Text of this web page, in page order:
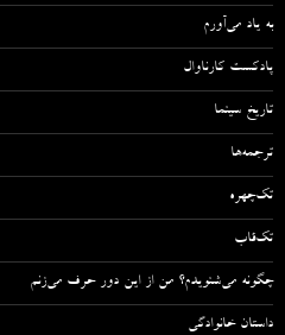
به یاد می‌آورم
پادکست کارناوال
تاریخ سینما
ترجمه‌ها
تک‌چهره
تک‌قاب
چگونه می‌شنویدم؟ من از این دور حرف می‌زنم
داستان خانوادگی